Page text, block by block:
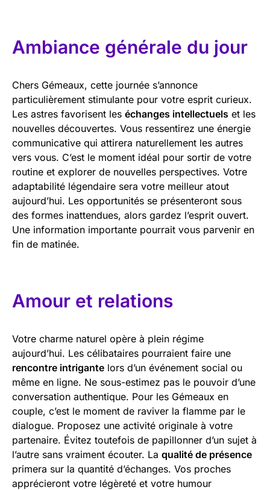
Ambiance générale du jour
Chers Gémeaux, cette journée s’annonce
particulièrement stimulante pour votre esprit curieux.
Les astres favorisent les échanges intellectuels et les
nouvelles découvertes. Vous ressentirez une énergie
communicative qui attirera naturellement les autres
vers vous. C’est le moment idéal pour sortir de votre
routine et explorer de nouvelles perspectives. Votre
adaptabilité légendaire sera votre meilleur atout
aujourd’hui. Les opportunités se présenteront sous
des formes inattendues, alors gardez l’esprit ouvert.
Une information importante pourrait vous parvenir en
fin de matinée.
Amour et relations
Votre charme naturel opère à plein régime
aujourd’hui. Les célibataires pourraient faire une
rencontre intrigante lors d’un événement social ou
même en ligne. Ne sous-estimez pas le pouvoir d’une
conversation authentique. Pour les Gémeaux en
couple, c’est le moment de raviver la flamme par le
dialogue. Proposez une activité originale à votre
partenaire. Évitez toutefois de papillonner d’un sujet à
l’autre sans vraiment écouter. La qualité de présence
primera sur la quantité d’échanges. Vos proches
apprécieront votre légèreté et votre humour